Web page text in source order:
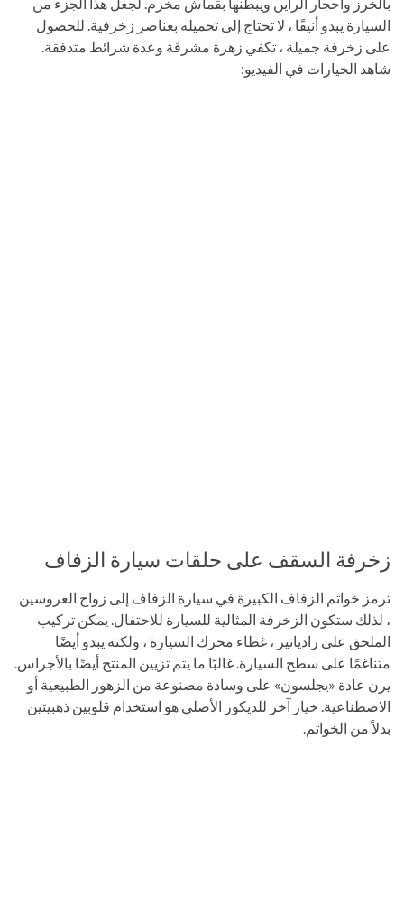
السيارة يبدو أنيقًا ، لا تحتاج إلى تحميله بعناصر زخرفية. للحصول
على زخرفة جميلة ، تكفي زهرة مشرقة وعدة شرائط متدفقة.
شاهد الخيارات في الفيديو:
زخرفة السقف على حلقات سيارة الزفاف
ترمز خواتم الزفاف الكبيرة في سيارة الزفاف إلى زواج العروسين
، لذلك ستكون الزخرفة المثالية للسيارة للاحتفال. يمكن تركيب
الملحق على رادياتير ، غطاء محرك السيارة ، ولكنه يبدو أيضًا
متناغمًا على سطح السيارة. غالبًا ما يتم تزيين المنتج أيضًا بالأجراس.
يرن عادة «يجلسون» على وسادة مصنوعة من الزهور الطبيعية أو
الاصطناعية. خيار آخر للديكور الأصلي هو استخدام قلوبين ذهبيتين
بدلاً من الخواتم.